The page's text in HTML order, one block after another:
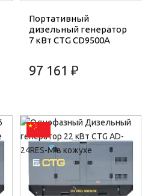
Портативный
дизельный генератор
7 кВт CTG CD9500A
97 161 ₽